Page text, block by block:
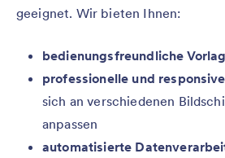
geeignet. Wir bieten Ihnen:
bedienungsfreundliche
professionelle und
sich an verschiedenen
anpassen
automatisierte